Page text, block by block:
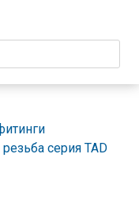
серия TAD